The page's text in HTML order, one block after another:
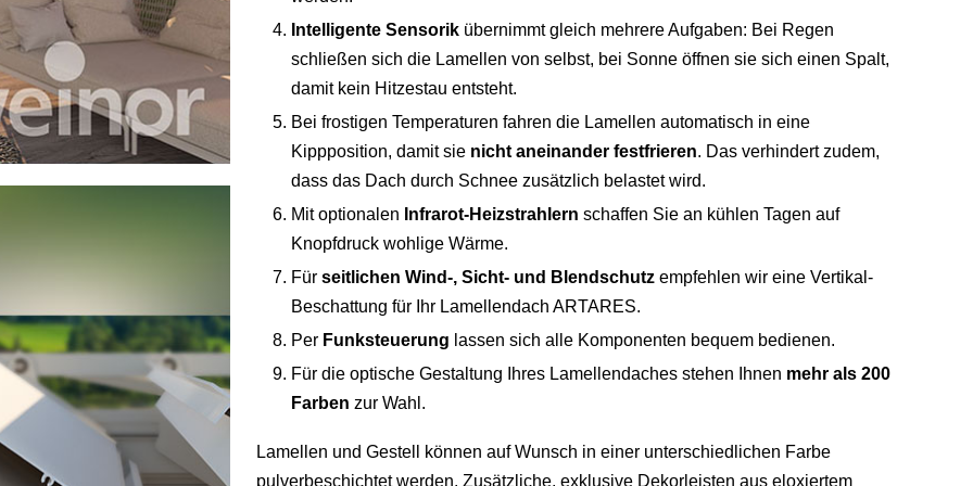
Intelligente Sensorik übernimmt gleich mehrere Aufgaben: Bei Regen
schließen sich die Lamellen von selbst, bei Sonne öffnen sie sich einen Spalt,
damit kein Hitzestau entsteht.
Bei frostigen Temperaturen fahren die Lamellen automatisch in eine
Kippposition, damit sie nicht aneinander festfrieren. Das verhindert zudem,
dass das Dach durch Schnee zusätzlich belastet wird.
Mit optionalen Infrarot-Heizstrahlern schaffen Sie an kühlen Tagen auf
Knopfdruck wohlige Wärme.
Für seitlichen Wind-, Sicht- und Blendschutz empfehlen wir eine Vertikal-
Beschattung für Ihr Lamellendach ARTARES.
Per Funksteuerung lassen sich alle Komponenten bequem bedienen.
Für die optische Gestaltung Ihres Lamellendaches stehen Ihnen mehr als 200
Farben zur Wahl.
Lamellen und Gestell können auf Wunsch in einer unterschiedlichen Farbe
pulverbeschichtet werden. Zusätzliche, exklusive Dekorleisten aus eloxiertem